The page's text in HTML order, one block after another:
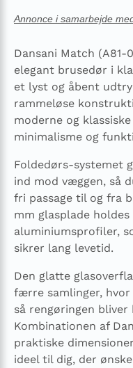
Annonce i samarbejde
Dansani Match (A81-
elegant brusedør i
et lyst og åbent
rammeløse
moderne og
minimalisme og
Foldedørs-systemet
ind mod væggen, så
fri passage til og fra
mm glasplade
aluminiumsprofiler,
sikrer lang levetid.
Den glatte
færre samlinger, hvor
så rengøringen bliver
Kombinationen af
praktiske
ideel til dig, der